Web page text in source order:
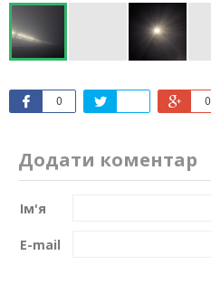
0 0
Додати коментар
Ім'я
E-mail